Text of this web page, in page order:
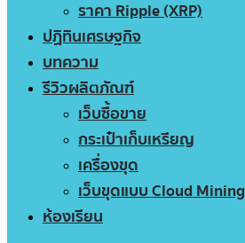
ราคา Ripple (XRP)
ปฏิทินเศรษฐกิจ
บทความ
รีวิวผลิตภัณฑ์
เว็บซื้อขาย
กระเป๋าเก็บเหรียญ
เครื่องขุด
เว็บขุดแบบ Cloud Mining
ห้องเรียน